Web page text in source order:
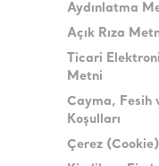
Aydınlatma
Açık Rıza
Ticari
Metni
Cayma, Fesih
Koşulları
Çerez